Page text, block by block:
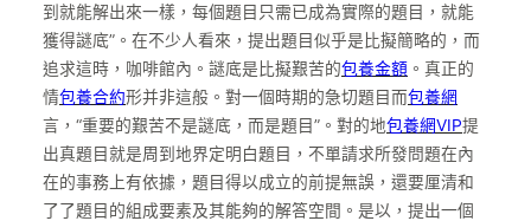
到就能解出來一樣，每個題目只需已成為實際的題目，就能
獲得謎底”。在不少人看來，提出題目似乎是比擬簡略的，而
追求這時，咖啡館內。謎底是比擬艱苦的包養金額 。真正的
情包養合約形并非這般。對一個時期的急切題目而包養網
言，“重要的艱苦不是謎底，而是題目”。對的地包養網VIP提
出真題目就是周到地界定明白題目，不單請求所發問題在內
在的事務上有依據，題目得以成立的前提無誤，還要厘清和
了了題目的組成要素及其能夠的解答空間。是以，提出一個